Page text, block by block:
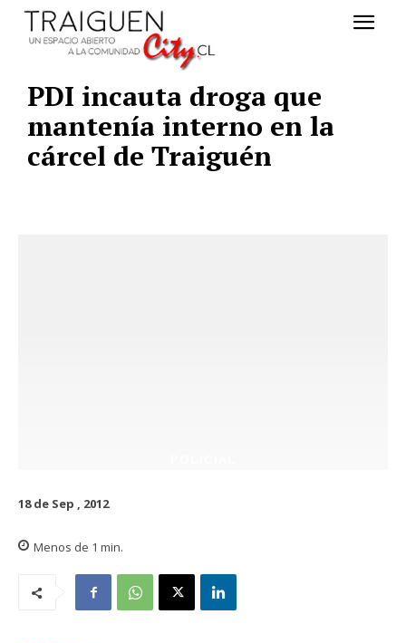
PDI incauta droga que
mantení­a interno en la
cárcel de Traiguén
18 de Sep , 2012
Menos de 1 min.